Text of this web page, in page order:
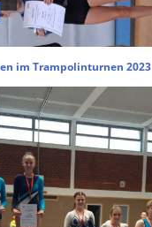
im Trampolinturnen 2023